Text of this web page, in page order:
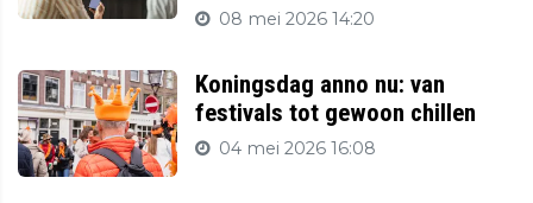
08 mei 2026 14:20
Koningsdag anno nu: van
festivals tot gewoon chillen
04 mei 2026 16:08